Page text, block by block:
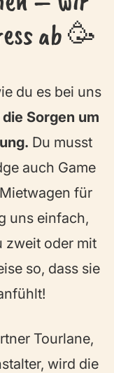
ab 🥳
du es bei uns
Sorgen um
Du musst
auch Game
für
uns einfach,
zweit oder mit
so, dass sie
Tourlane,
wird die